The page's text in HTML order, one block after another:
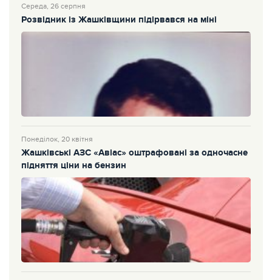
Середа, 26 серпня
Розвідник із Жашківщини підірвався на міні
Понеділок, 20 квітня
Жашківські АЗС «Авіас» оштрафовані за одночасне
підняття ціни на бензин